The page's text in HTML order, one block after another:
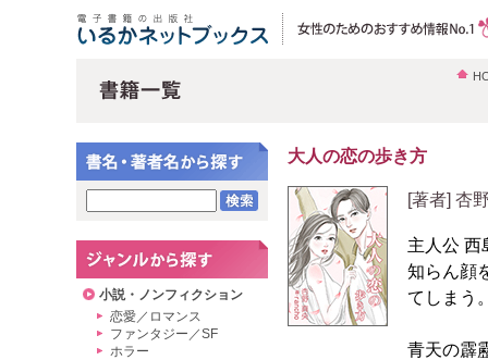
大人の恋の歩き方
[著者] 杏
主人公 西
知らん顔
てしまう
青天の霹
小説・ノンフィクション
恋愛／ロマンス
ファンタジー／SF
ホラー